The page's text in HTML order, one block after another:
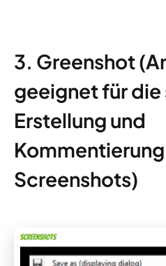
3. Greenshot
geeignet für die
Erstellung und
Screenshots)